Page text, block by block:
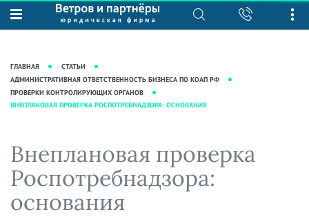
О нас
Рекомендации
Награды и рейтинги
Кейсы
Вакансии
Юридические услуги
Интеллектуальная собственность
Корпоративная практика
Сопровождение бизнеса
Ведение уголовных дел
Защита активов
Ведение дел о банкротстве
База знаний
практики"
Статьи
Видеоподкасты
Справочная
Вопросы-ответы
ГЛАВНАЯ
СТАТЬИ
АДМИНИСТРАТИВНАЯ ОТВЕТСТВЕННОСТЬ БИЗНЕСА ПО КОАП РФ
ПРОВЕРКИ КОНТРОЛИРУЮЩИХ ОРГАНОВ
ВНЕПЛАНОВАЯ ПРОВЕРКА РОСПОТРЕБНАДЗОРА: ОСНОВАНИЯ
Внеплановая проверка
Роспотребнадзора:
основания